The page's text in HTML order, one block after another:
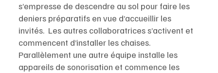
s’empresse de descendre au sol pour faire les
deniers préparatifs en vue d’accueillir les
invités.  Les autres collaboratrices s’activent et
commencent d’installer les chaises.
Parallèlement une autre équipe installe les
appareils de sonorisation et commence les